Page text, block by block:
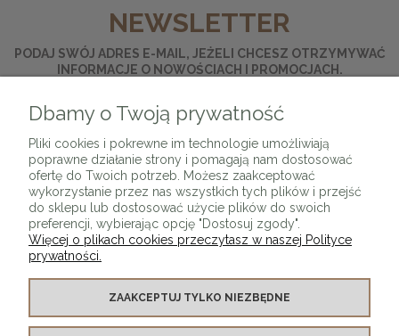
NEWSLETTER
PODAJ SWÓJ ADRES E-MAIL, JEŻELI CHCESZ OTRZYMYWAĆ
INFORMACJE O NOWOŚCIACH I PROMOCJACH.
KONTAKT Z NAMI
Dbamy o Twoją prywatność
Pliki cookies i pokrewne im technologie umożliwiają
poprawne działanie strony i pomagają nam dostosować
ofertę do Twoich potrzeb. Możesz zaakceptować
wykorzystanie przez nas wszystkich tych plików i przejść
do sklepu lub dostosować użycie plików do swoich
preferencji, wybierając opcję "Dostosuj zgody".
Więcej o plikach cookies przeczytasz w naszej Polityce
prywatności.
ZAAKCEPTUJ TYLKO NIEZBĘDNE